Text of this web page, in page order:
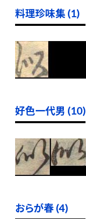
料理珍味集 (1)
好色一代男 (10)
おらが春 (4)